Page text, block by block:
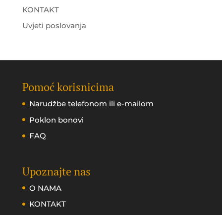
KONTAKT
Uvjeti poslovanja
Pomoć korisnicima
Narudžbe telefonom ili e-mailom
Poklon bonovi
FAQ
Upoznajte nas
O NAMA
KONTAKT